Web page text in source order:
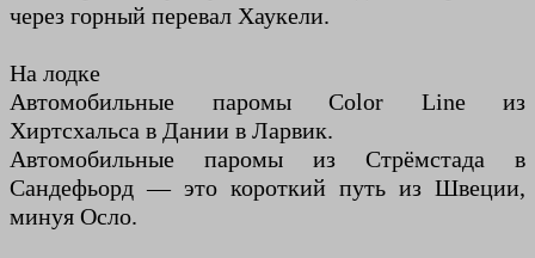
через горный перевал Хаукели.
На лодке
Автомобильные паромы Color Line из
Хиртсхальса в Дании в Ларвик.
Автомобильные паромы из Стрёмстада в
Сандефьорд — это короткий путь из Швеции,
минуя Осло.